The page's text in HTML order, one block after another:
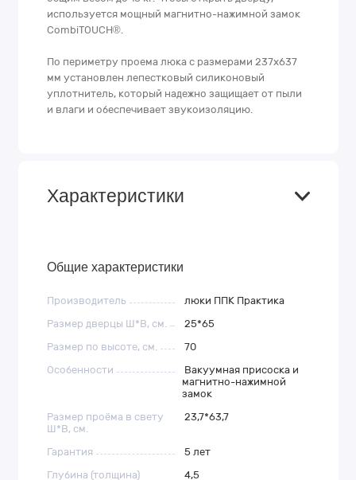
используется мощный магнитно-нажимной замок
CombiTOUCH®.
По периметру проема люка с размерами 237х637
мм установлен лепестковый силиконовый
уплотнитель, который надежно защищает от пыли
и влаги и обеспечивает звукоизоляцию.
Характеристики
Общие характеристики
Производитель
люки ППК Практика
Размер дверцы Ш*В, см.
25*65
Размер по высоте, см.
70
Особенности
Вакуумная присоска и
магнитно-нажимной
замок
Размер проёма в свету
Ш*В, см.
23,7*63,7
Гарантия
5 лет
Глубина (толщина)
4,5